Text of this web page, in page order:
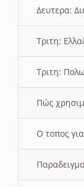
Δευτερα:
Τριτη:
Τριτη:
Πώς
O τοπος